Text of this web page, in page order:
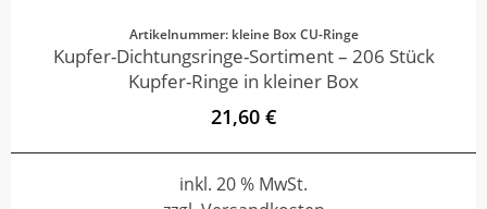
Artikelnummer: kleine Box CU-Ringe
Kupfer-Dichtungsringe-Sortiment – 206 Stück
Kupfer-Ringe in kleiner Box
21,60 €
inkl. 20 % MwSt.